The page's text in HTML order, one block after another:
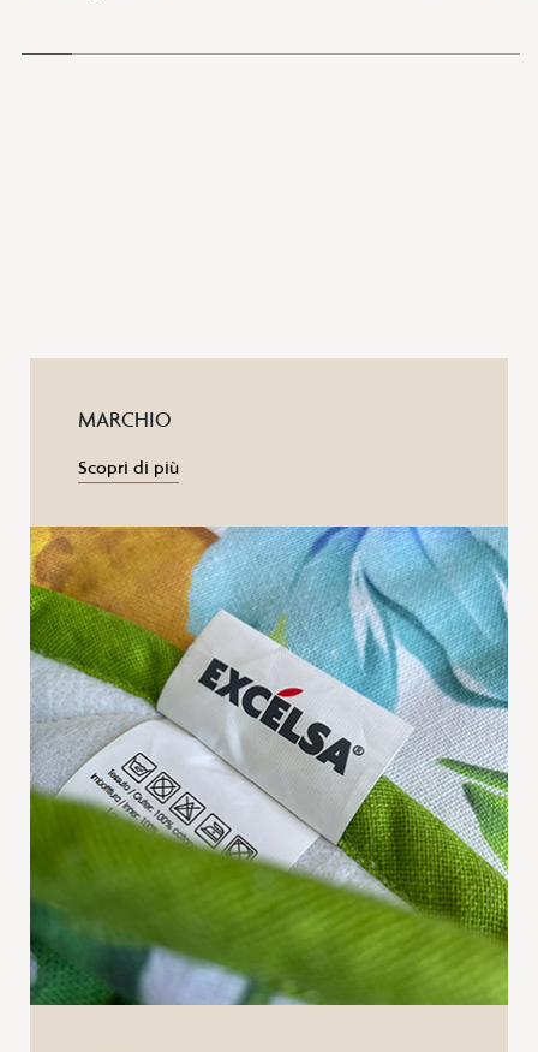
MARCHIO
Scopri di più